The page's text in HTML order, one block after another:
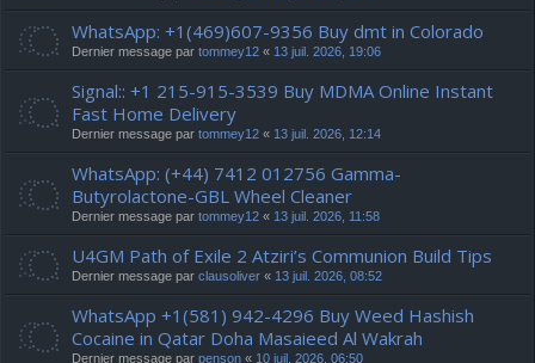
WhatsApp: +1(469)607-9356 Buy dmt in Colorado
Dernier message par tommey12 « 13 juil. 2026, 19:06
Signal:: +1 215-915-3539 Buy MDMA Online Instant
Fast Home Delivery
Dernier message par tommey12 « 13 juil. 2026, 12:14
WhatsApp: (+44) 7412 012756 Gamma-
Butyrolactone-GBL Wheel Cleaner
Dernier message par tommey12 « 13 juil. 2026, 11:58
U4GM Path of Exile 2 Atziri’s Communion Build Tips
Dernier message par clausoliver « 13 juil. 2026, 08:52
WhatsApp +1(581) 942-4296 Buy Weed Hashish
Cocaine in Qatar Doha Masaieed Al Wakrah
Dernier message par penson « 10 juil. 2026, 06:50